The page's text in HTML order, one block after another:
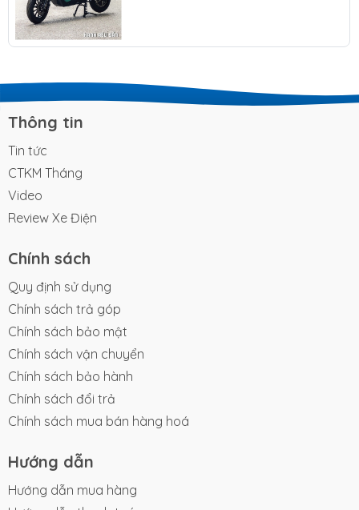
khảo chi tiết thông số kỹ thuật của xe.
THÔNG SỐ CHI TIẾT
Kích thước
x Cao 1120mm
Chiều cao yên
xe
Trọng lượng xe
Động cơ
Tốc độ tối đa
Quãng đường
di chuyển
Loại ắc quy
Trang bị 5 bình ắc quy Lithium cao cấp:
điện hottrend VC 2025 sở hữu hệ thống 5 bình
Lithium-ion mang đến nhiều ưu điểm vượt
trội so với các loại bình ắc quy khác, mang lại
Thông tin
Tin tức
CTKM Tháng
Video
Review Xe Điện
Chính sách
Quy định sử dụng
Chính sách trả góp
Chính sách bảo mật
Chính sách vận chuyển
Chính sách bảo hành
Chính sách đổi trả
Chính sách mua bán hàng hoá
Hướng dẫn
Hướng dẫn mua hàng